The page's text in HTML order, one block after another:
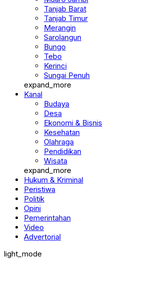
Tanjab Barat
Tanjab Timur
Merangin
Sarolangun
Bungo
Tebo
Kerinci
Sungai Penuh
expand_more
Kanal
Budaya
Desa
Ekonomi & Bisnis
Kesehatan
Olahraga
Pendidikan
Wisata
expand_more
Hukum & Kriminal
Peristiwa
Politik
Opini
Pemerintahan
Video
Advertorial
light_mode